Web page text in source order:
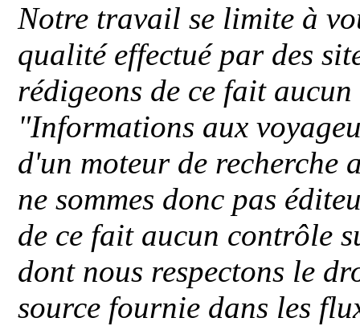
Notre travail se limite à
qualité effectué par des
rédigeons de ce fait
"Informations aux
d'un moteur de recherche
ne sommes donc pas
de ce fait aucun contrôle
dont nous respectons le
source fournie dans les